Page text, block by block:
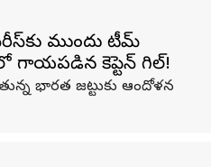
ముందు టీమ్
గాయపడిన కెప్టెన్ గిల్!
భారత జట్టుకు ఆందోళన